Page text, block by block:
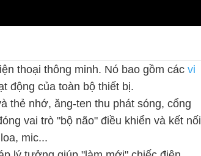
thoại thông minh. Nó bao gồm các vi
động của toàn bộ thiết bị.
thẻ nhớ, ăng-ten thu phát sóng, cổng
vai trò "bộ não" điều khiển và kết nối
mic...